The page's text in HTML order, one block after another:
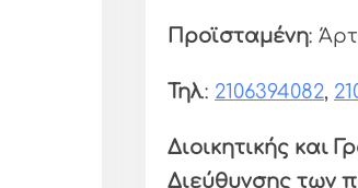
Προϊσταμένη:
Τηλ.: 2106394082,
Διοικητικής και
Διεύθυνσης των